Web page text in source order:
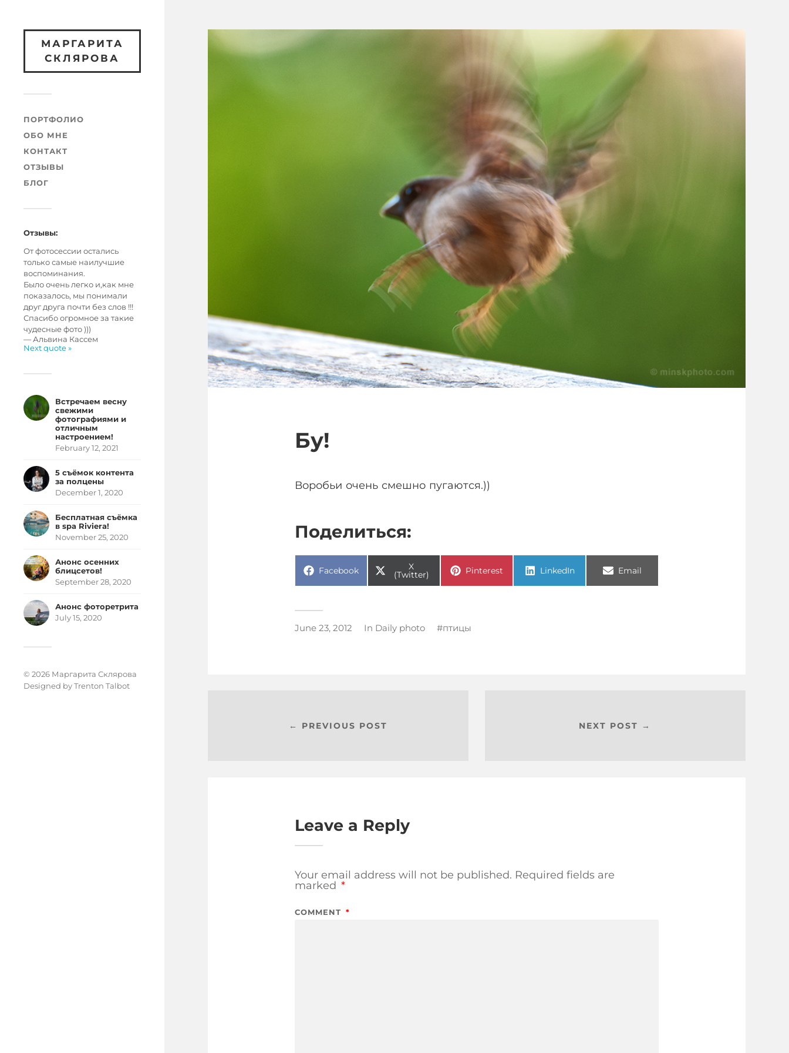
МАРГАРИТА
СКЛЯРОВА
ПОРТФОЛИО
ОБО МНЕ
КОНТАКТ
ОТЗЫВЫ
БЛОГ
Отзывы:
От фотосессии остались
только самые наилучшие
воспоминания.
Было очень легко и,как мне
показалось, мы понимали
друг друга почти без слов !!!
Спасибо огромное за такие
чудесные фото )))
— Альвина Кассем
Next quote »
Встречаем весну
свежими
фотографиями и
отличным
настроением!
February 12, 2021
5 съёмок контента
за полцены
December 1, 2020
Бесплатная съёмка
в spa Riviera!
November 25, 2020
Анонс осенних
блицсетов!
September 28, 2020
Анонс фоторетрита
July 15, 2020
© 2026 Маргарита Склярова
Designed byTrenton Talbot
Бу!
Воробьи очень смешно пугаются.))
Поделиться:
Facebook X
(Twitter) Pinterest LinkedIn Email
June 23, 2012 In Daily photo птицы
← PREVIOUS POST NEXT POST →
Leave a Reply
Your email address will not be published. Required fields are
marked *
COMMENT *